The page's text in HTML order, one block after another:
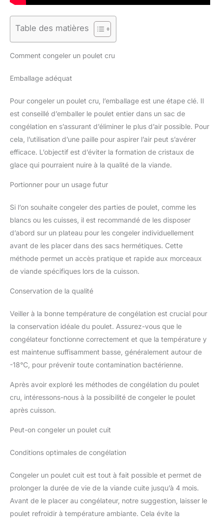
Table des matières
Comment congeler un poulet cru
Emballage adéquat
Pour congeler un poulet cru, l’emballage est une étape clé. Il
est conseillé d’emballer le poulet entier dans un sac de
congélation en s’assurant d’éliminer le plus d’air possible. Pour
cela, l’utilisation d’une paille pour aspirer l’air peut s’avérer
efficace. L’objectif est d’éviter la formation de cristaux de
glace qui pourraient nuire à la qualité de la viande.
Portionner pour un usage futur
Si l’on souhaite congeler des parties de poulet, comme les
blancs ou les cuisses, il est recommandé de les disposer
d’abord sur un plateau pour les congeler individuellement
avant de les placer dans des sacs hermétiques. Cette
méthode permet un accès pratique et rapide aux morceaux
de viande spécifiques lors de la cuisson.
Conservation de la qualité
Veiller à la bonne température de congélation est crucial pour
la conservation idéale du poulet. Assurez-vous que le
congélateur fonctionne correctement et que la température y
est maintenue suffisamment basse, généralement autour de
-18°C, pour prévenir toute contamination bactérienne.
Après avoir exploré les méthodes de congélation du poulet
cru, intéressons-nous à la possibilité de congeler le poulet
après cuisson.
Peut-on congeler un poulet cuit
Conditions optimales de congélation
Congeler un poulet cuit est tout à fait possible et permet de
prolonger la durée de vie de la viande cuite jusqu’à 4 mois.
Avant de le placer au congélateur, notre suggestion, laisser le
poulet refroidir à température ambiante. Cela évite la